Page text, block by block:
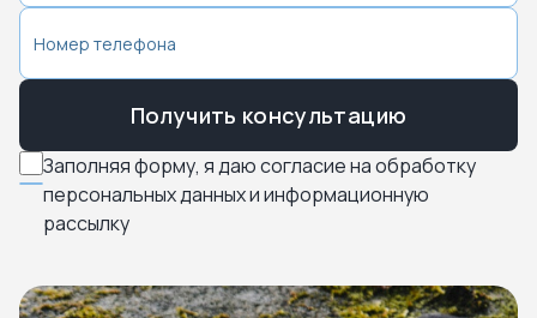
Заполняя форму, я даю согласие на обработку
персональных данных и информационную
рассылку
Получить консультацию